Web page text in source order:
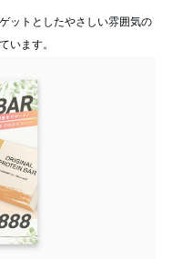
ットとしたやさしい雰囲気の
います。